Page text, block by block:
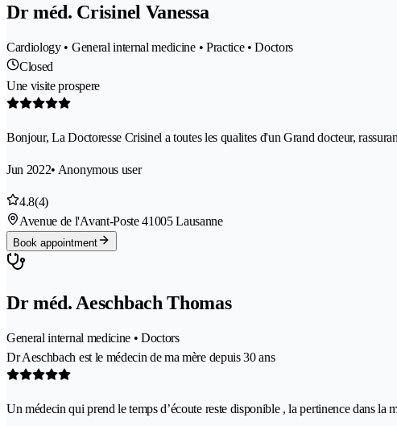
Dr méd. Crisinel Vanessa
Cardiology • General internal medicine • Practice • Doctors
Closed
Une visite prospere
Bonjour, La Doctoresse Crisinel a toutes les qualites d'un Grand docteur,
Jun 2022• Anonymous user
4.8(4)
Avenue de l'Avant-Poste 41005 Lausanne
Book appointment
Dr méd. Aeschbach Thomas
General internal medicine • Doctors
Dr Aeschbach est le médecin de ma mère depuis 30 ans
Un médecin qui prend le temps d’écoute reste disponible , la pertinence dans